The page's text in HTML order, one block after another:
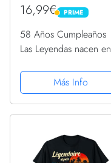
16,99€ PRIME
PRIME
58 Años Cumpleaños
Las Leyendas nacen en
CamisetaMás Info